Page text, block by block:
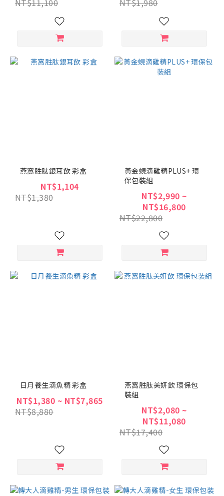
NT$11,100 NT$1,980
燕窩胜肽銀耳飲 彩盒
NT$1,104
NT$1,380
黃金蜆滴雞精PLUS+ 環
保包裝組
NT$2,990 ~
NT$16,800
NT$22,800
日月養生滴魚精 彩盒
NT$1,380 ~ NT$7,865
NT$8,880
燕窩胜肽美妍飲 環保包
裝組
NT$2,080 ~
NT$11,080
NT$17,400